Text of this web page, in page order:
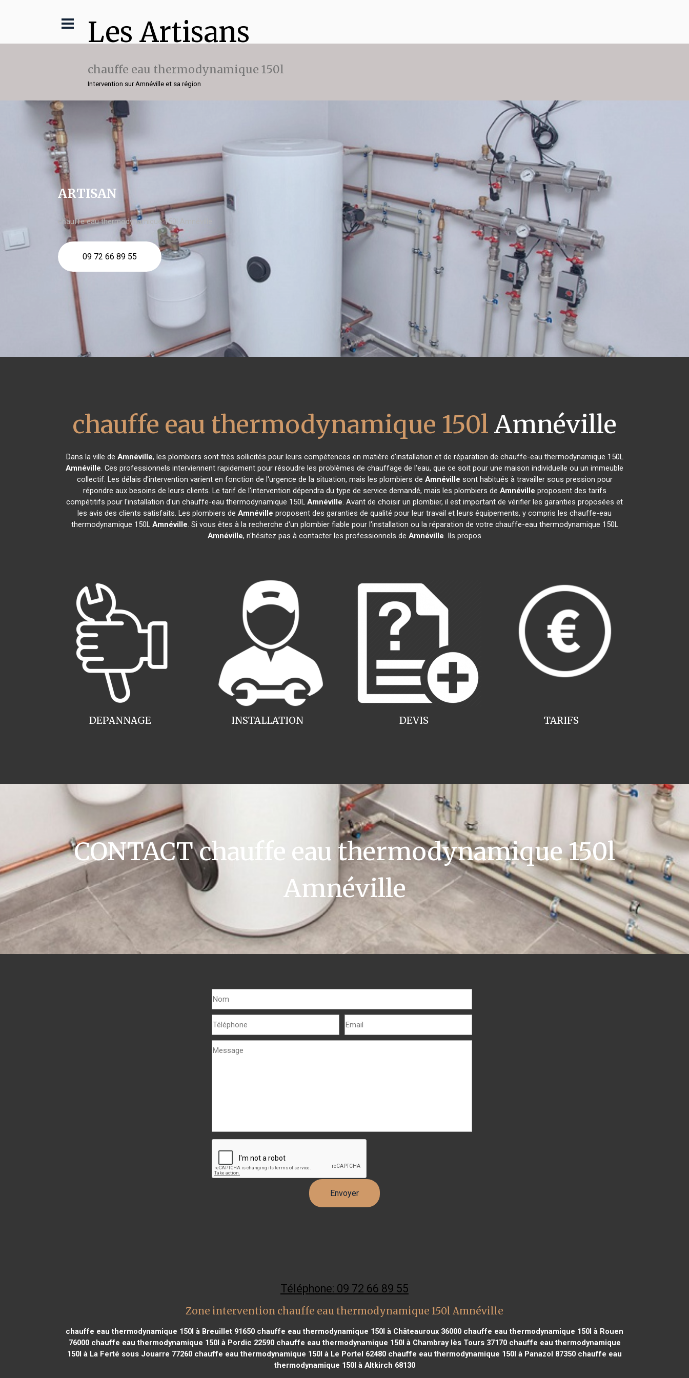
Les Artisans
chauffe eau thermodynamique 150l
Intervention sur Amnéville et sa région
ARTISAN
chauffe eau thermodynamique 150l Amnéville
09 72 66 89 55
chauffe eau thermodynamique 150l Amnéville
Dans la ville de Amnéville, les plombiers sont très sollicités pour leurs compétences en matière d'installation et de réparation de chauffe-eau thermodynamique 150L
Amnéville. Ces professionnels interviennent rapidement pour résoudre les problèmes de chauffage de l'eau, que ce soit pour une maison individuelle ou un immeuble
collectif. Les délais d'intervention varient en fonction de l'urgence de la situation, mais les plombiers de Amnéville sont habitués à travailler sous pression pour
répondre aux besoins de leurs clients. Le tarif de l'intervention dépendra du type de service demandé, mais les plombiers de Amnéville proposent des tarifs
compétitifs pour l'installation d'un chauffe-eau thermodynamique 150L Amnéville. Avant de choisir un plombier, il est important de vérifier les garanties proposées et
les avis des clients satisfaits. Les plombiers de Amnéville proposent des garanties de qualité pour leur travail et leurs équipements, y compris les chauffe-eau
thermodynamique 150L Amnéville. Si vous êtes à la recherche d'un plombier fiable pour l'installation ou la réparation de votre chauffe-eau thermodynamique 150L
Amnéville, n'hésitez pas à contacter les professionnels de Amnéville. Ils propos
INSTALLATION
DEPANNAGE TARIFS
DEVIS
CONTACT chauffe eau thermodynamique 150l
Amnéville
Téléphone: 09 72 66 89 55
Zone intervention chauffe eau thermodynamique 150l Amnéville
chauffe eau thermodynamique 150l à Breuillet 91650 chauffe eau thermodynamique 150l à Châteauroux 36000 chauffe eau thermodynamique 150l à Rouen
76000chauffe eau thermodynamique 150l à Pordic 22590chauffe eau thermodynamique 150l à Chambray lès Tours 37170chauffe eau thermodynamique
150l à La Ferté sous Jouarre 77260 chauffe eau thermodynamique 150l à Le Portel 62480 chauffe eau thermodynamique 150l à Panazol 87350 chauffe eau
thermodynamique 150l à Altkirch 68130